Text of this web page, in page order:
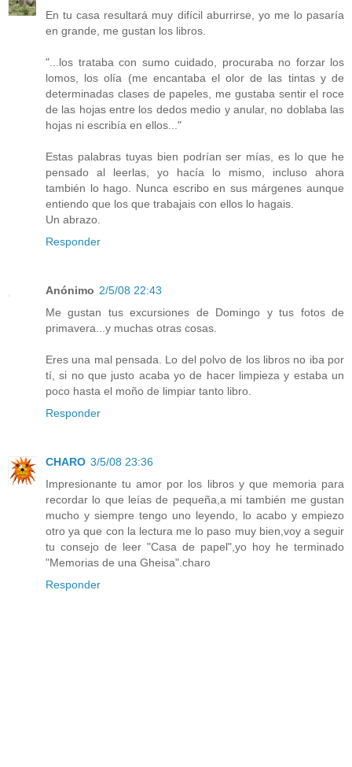
En tu casa resultará muy difícil aburrirse, yo me lo pasaría
en grande, me gustan los libros.
"...los trataba con sumo cuidado, procuraba no forzar los
lomos, los olía (me encantaba el olor de las tintas y de
determinadas clases de papeles, me gustaba sentir el roce
de las hojas entre los dedos medio y anular, no doblaba las
hojas ni escribía en ellos..."
Estas palabras tuyas bien podrían ser mías, es lo que he
pensado al leerlas, yo hacía lo mismo, incluso ahora
también lo hago. Nunca escribo en sus márgenes aunque
entiendo que los que trabajais con ellos lo hagais.
Un abrazo.
Responder
Anónimo 2/5/08 22:43
Me gustan tus excursiones de Domingo y tus fotos de
primavera...y muchas otras cosas.
Eres una mal pensada. Lo del polvo de los libros no iba por
tí, si no que justo acaba yo de hacer limpieza y estaba un
poco hasta el moño de limpiar tanto libro.
Responder
CHARO 3/5/08 23:36
Impresionante tu amor por los libros y que memoria para
recordar lo que leías de pequeña,a mi también me gustan
mucho y siempre tengo uno leyendo, lo acabo y empiezo
otro ya que con la lectura me lo paso muy bien,voy a seguir
tu consejo de leer "Casa de papel",yo hoy he terminado
"Memorias de una Gheisa".charo
Responder